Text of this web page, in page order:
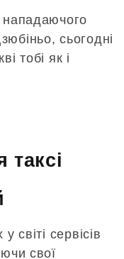
нападаючого
сьогодні
тобі як і
сервісів
свої